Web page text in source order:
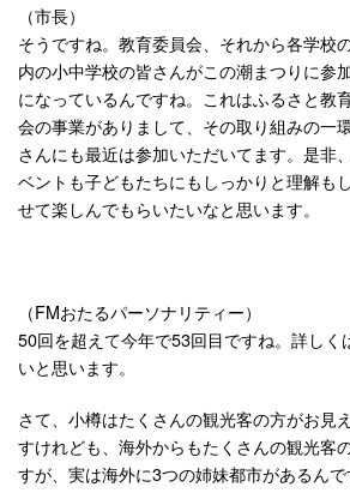
（市長）
そうですね。教育委員会、それから各学校
内の小中学校の皆さんがこの潮まつりに参
になっているんですね。これはふるさと教
会の事業がありまして、その取り組みの一
さんにも最近は参加いただいてます。是非
ベントも子どもたちにもしっかりと理解も
せて楽しんでもらいたいなと思います。
（FMおたるパーソナリティー）
50回を超えて今年で53回目ですね。詳しく
いと思います。
さて、小樽はたくさんの観光客の方がお見
すけれども、海外からもたくさんの観光客
すが、実は海外に3つの姉妹都市があるんで